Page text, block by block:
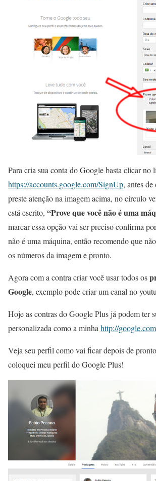
Para cria sua conta do Google basta clicar no
https://accounts.google.com/SignUp, antes
preste atenção na imagem acima, no circulo
está escrito, “Prove que você não é uma
marcar essa opção vai ser preciso confirma
não é uma máquina, então recomendo que
os números da imagem e pronto.
Agora com a contra criar você usar todos os
Google, exemplo pode criar um canal no
Hoje as contras do Google Plus já podem ter
personalizada como a minha http://
Veja seu perfil como vai ficar depois de
coloquei meu perfil do Google Plus!